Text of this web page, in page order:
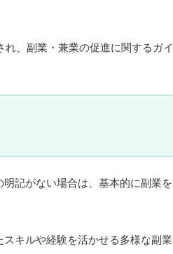
、副業・兼業の促進に関するガイ
記がない場合は、基本的に副業を
キルや経験を活かせる多様な副業